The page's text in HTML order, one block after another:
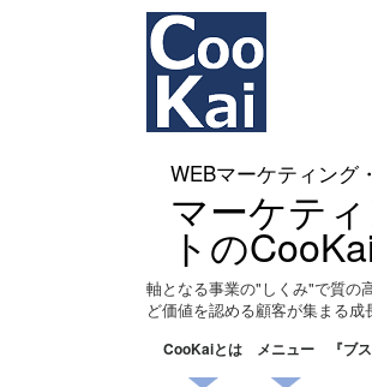
WEBマーケティング
マーケテ
トの
軸となる事業の"しくみ"で質の
ど価値を認める顧客が集まる成
CooKaiとは メニュー 『ブ